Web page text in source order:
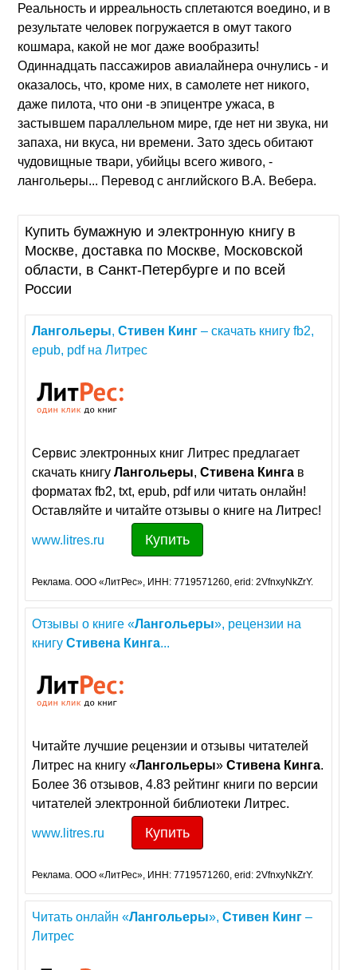
Реальность и ирреальность сплетаются воедино, и в
результате человек погружается в омут такого
кошмара, какой не мог даже вообразить!
Одиннадцать пассажиров авиалайнера очнулись - и
оказалось, что, кроме них, в самолете нет никого,
даже пилота, что они -в эпицентре ужаса, в
застывшем параллельном мире, где нет ни звука, ни
запаха, ни вкуса, ни времени. Зато здесь обитают
чудовищные твари, убийцы всего живого, -
лангольеры... Перевод с английского В.А. Вебера.
Купить бумажную и электронную книгу в
Москве, доставка по Москве, Московской
области, в Санкт-Петербурге и по всей
России
Лангольеры,Стивен Кинг – скачать книгу fb2,
epub, pdf на Литрес
Сервис электронных книг Литрес предлагает
скачать книгуЛангольеры,Стивена Кинга в
форматах fb2, txt, epub, pdf или читать онлайн!
Оставляйте и читайте отзывы о книге на Литрес!
www.litres.ru Купить
Реклама. ООО «ЛитРес», ИНН: 7719571260, erid: 2VfnxyNkZrY.
Отзывы о книге «Лангольеры», рецензии на
книгуСтивена Кинга...
Читайте лучшие рецензии и отзывы читателей
Литрес на книгу «Лангольеры»Стивена Кинга.
Более 36 отзывов, 4.83 рейтинг книги по версии
читателей электронной библиотеки Литрес.
www.litres.ru Купить
Реклама. ООО «ЛитРес», ИНН: 7719571260, erid: 2VfnxyNkZrY.
Читать онлайн «Лангольеры»,Стивен Кинг –
Литрес